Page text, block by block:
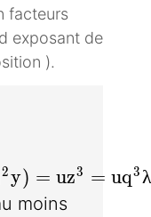
facteurs
exposant de
).
= uz^3 =
2y) = uz3 = uq3
moins